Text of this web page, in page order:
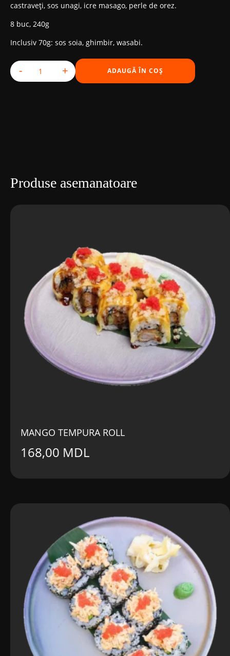
a
fost:
198,00 MDL.
este:
168,00 MDL.
castraveți, sos unagi, icre masago, perle de orez.
8 buc, 240g
Inclusiv 70g: sos soia, ghimbir, wasabi.
Cantitate Green Caterpillar
- + ADAUGĂ ÎN COȘ
Produse asemanatoare
MANGO TEMPURA ROLL
168,00 MDL